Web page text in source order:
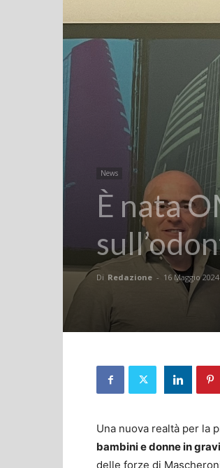
News
È nata
Di Redazione - 16 Maggio 2024
Una nuova realtà per la
bambini e donne in
delle forze di